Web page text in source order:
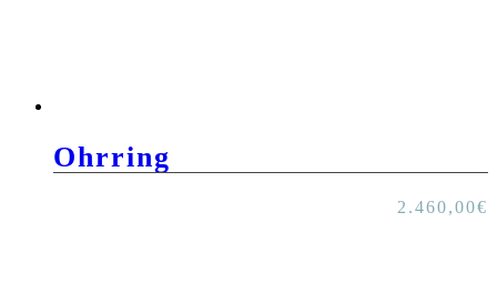
Ohrring
2.460,00€